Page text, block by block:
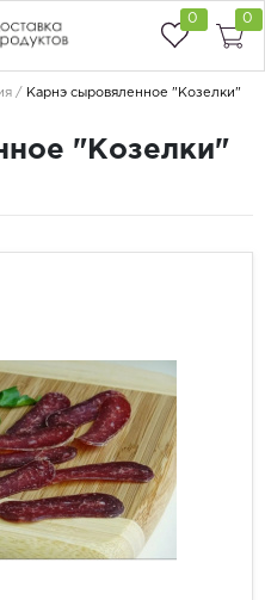
0 0
Карнэ сыровяленное "Козелки"
"Козелки"